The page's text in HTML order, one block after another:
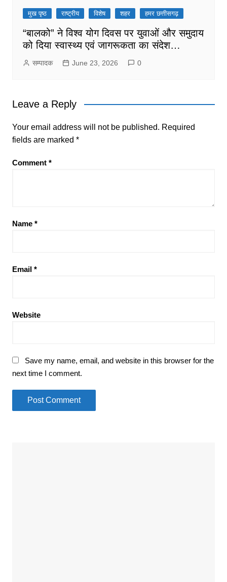
मुख पृष्ठ राष्ट्रीय विशेष शहर हमर छत्तीसगढ़
“बालको” ने विश्व योग दिवस पर युवाओं और समुदाय
को दिया स्वास्थ्य एवं जागरूकता का संदेश…
सम्पादक June 23, 2026 0
Leave a Reply
Your email address will not be published. Required
fields are marked *
Comment *
Name *
Email *
Website
Save my name, email, and website in this browser for the
next time I comment.